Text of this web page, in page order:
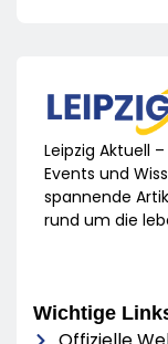
Leipzig Aktuell
Events und
spannende
rund um die
Wichtige